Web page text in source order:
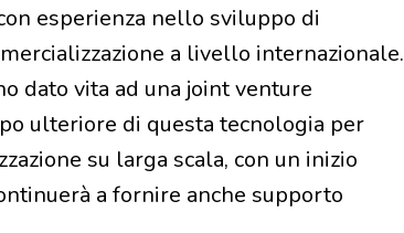
esperienza nello sviluppo di
a livello internazionale.
dato vita ad una joint venture
ulteriore di questa tecnologia per
su larga scala, con un inizio
a fornire anche supporto